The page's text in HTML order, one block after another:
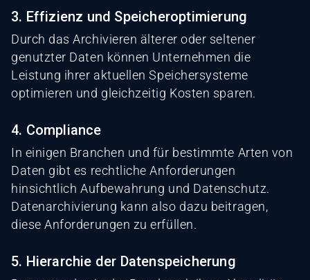
3. Effizienz und Speicheroptimierung
Durch das Archivieren älterer oder seltener
genutzter Daten können Unternehmen die
Leistung ihrer aktuellen Speichersysteme
optimieren und gleichzeitig Kosten sparen.
4. Compliance
In einigen Branchen und für bestimmte Arten von
Daten gibt es rechtliche Anforderungen
hinsichtlich Aufbewahrung und Datenschutz.
Datenarchivierung kann also dazu beitragen,
diese Anforderungen zu erfüllen.
5. Hierarchie der Datenspeicherung